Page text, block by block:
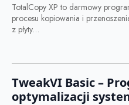
TotalCopy XP to darmowy
procesu kopiowania i
z płyty…
TweakVI Basic –
optymalizacji